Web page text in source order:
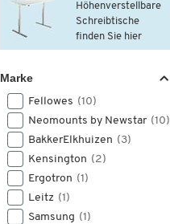
Höhenverstellbare
Schreibtische
finden Sie hier
Marke
Fellowes (10)
Neomounts by Newstar (10)
BakkerElkhuizen (3)
Kensington (2)
Ergotron (1)
Leitz (1)
Samsung (1)